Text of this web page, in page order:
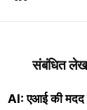
संबंधित लेख
AI: एआई की मदद